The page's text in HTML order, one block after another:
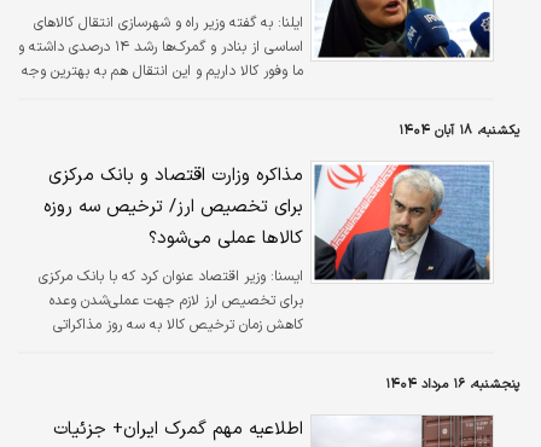
ایلنا: به گفته وزیر راه و شهرسازی انتقال کالاهای
اساسی از بنادر و گمرک‌ها رشد ۱۴ درصدی داشته و
ما وفور کالا داریم و این انتقال هم به بهترین وجه
یکشنبه، ۱۸ آبان ۱۴۰۴
مذاکره وزارت اقتصاد و بانک مرکزی
برای تخصیص ارز/ ترخیص سه روزه
کالاها عملی می‌شود؟
ايسنا:
وزیر اقتصاد عنوان کرد که با بانک مرکزی
برای تخصیص ارز لازم جهت عملی‌شدن وعده
کاهش زمان ترخیص کالا به سه روز مذاکراتی
پنجشنبه، ۱۶ مرداد ۱۴۰۴
اطلاعیه مهم گمرک ایران+ جزئیات